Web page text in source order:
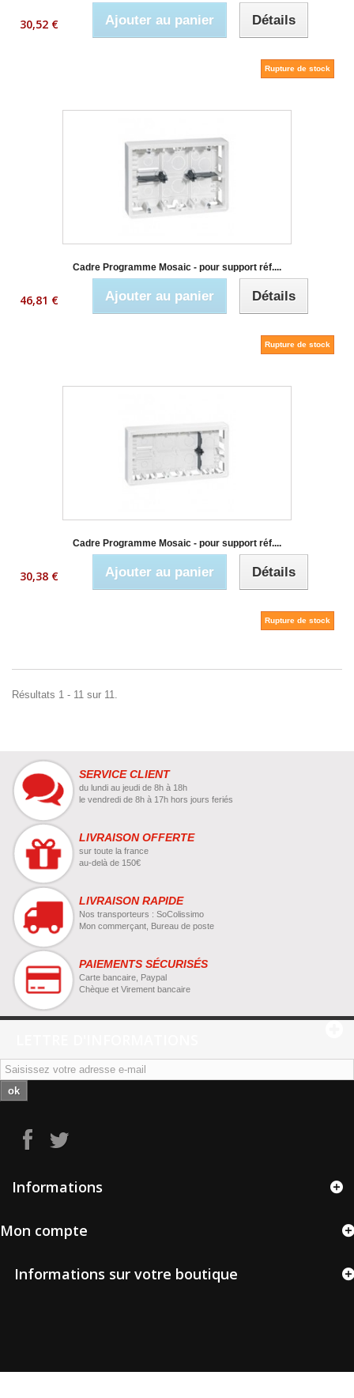
30,52 € Ajouter au panier Détails
Rupture de stock
Cadre Programme Mosaic - pour support réf....
46,81 € Ajouter au panier Détails
Rupture de stock
Cadre Programme Mosaic - pour support réf....
30,38 € Ajouter au panier Détails
Rupture de stock
Résultats 1 - 11 sur 11.
SERVICE CLIENT
du lundi au jeudi de 8h à 18h
le vendredi de 8h à 17h hors jours feriés
LIVRAISON OFFERTE
sur toute la france
au-delà de 150€
LIVRAISON RAPIDE
Nos transporteurs : SoColissimo
Mon commerçant, Bureau de poste
PAIEMENTS SÉCURISÉS
Carte bancaire, Paypal
Chèque et Virement bancaire
ok
Informations
Mon compte
Informations sur votre boutique